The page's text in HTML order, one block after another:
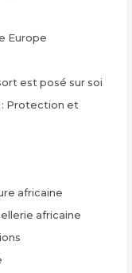
Europe
est posé sur soi
: Protection et
africaine
africaine